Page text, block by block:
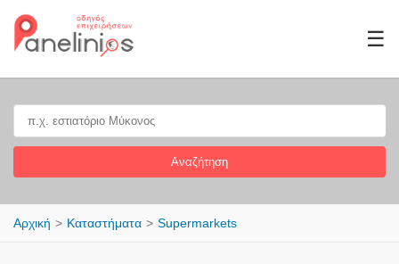
☰
Αναζήτηση
Αρχική Καταστήματα Supermarkets